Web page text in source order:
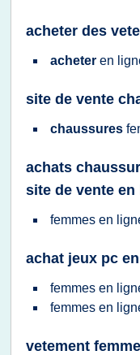
acheter des
acheter en
site de vente
chaussures
achats
site de vente
femmes en
achat jeux pc
femmes en
femmes en
vetement